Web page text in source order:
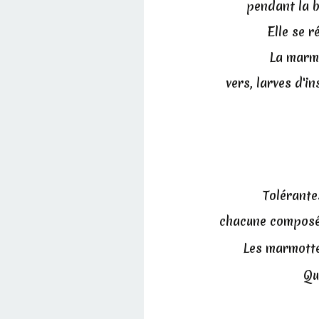
pendant la
Elle se
La
vers, larves
chacune
Les